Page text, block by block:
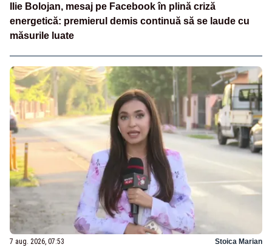
Ilie Bolojan, mesaj pe Facebook în plină criză
energetică: premierul demis continuă să se laude cu
măsurile luate
7 aug. 2026, 07:53 Stoica Marian